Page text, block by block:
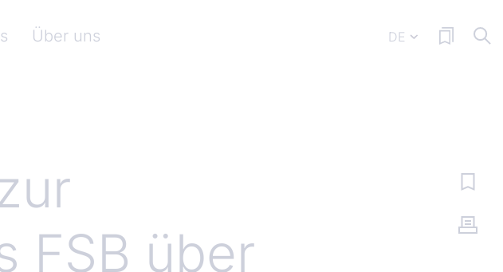
Über uns DE
FSB über